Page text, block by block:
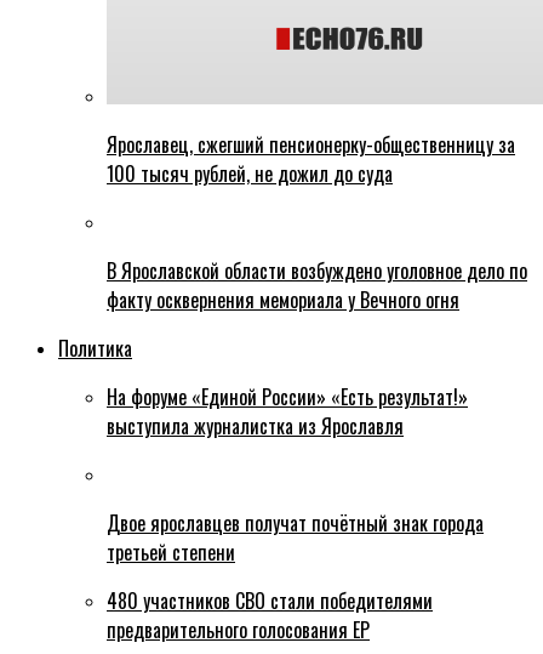
Ярославец, сжегший пенсионерку-общественницу за
100 тысяч рублей, не дожил до суда
В Ярославской области возбуждено уголовное дело по
факту осквернения мемориала у Вечного огня
Политика
На форуме «Единой России» «Есть результат!»
выступила журналистка из Ярославля
Двое ярославцев получат почётный знак города
третьей степени
480 участников СВО стали победителями
предварительного голосования ЕР